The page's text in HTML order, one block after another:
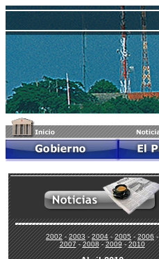
2002-2003-2004-2005-2006-
2007-2008-2009-2010